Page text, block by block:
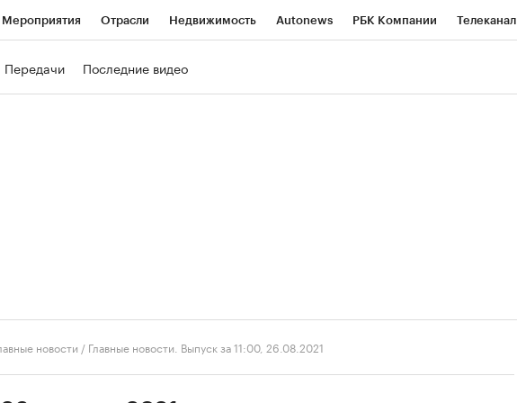
Мероприятия Отрасли Недвижимость Autonews РБК Компании Телеканал
Передачи Последние видео
новости / Главные новости. Выпуск за 11:00, 26.08.2021